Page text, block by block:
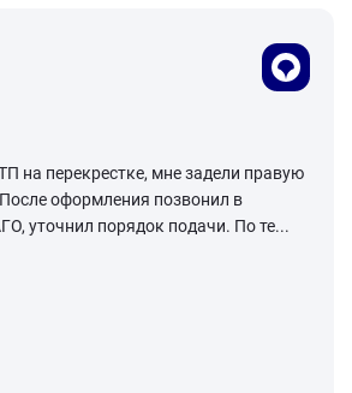
на перекрестке, мне задели правую
оформления позвонил в
уточнил порядок подачи. По те...